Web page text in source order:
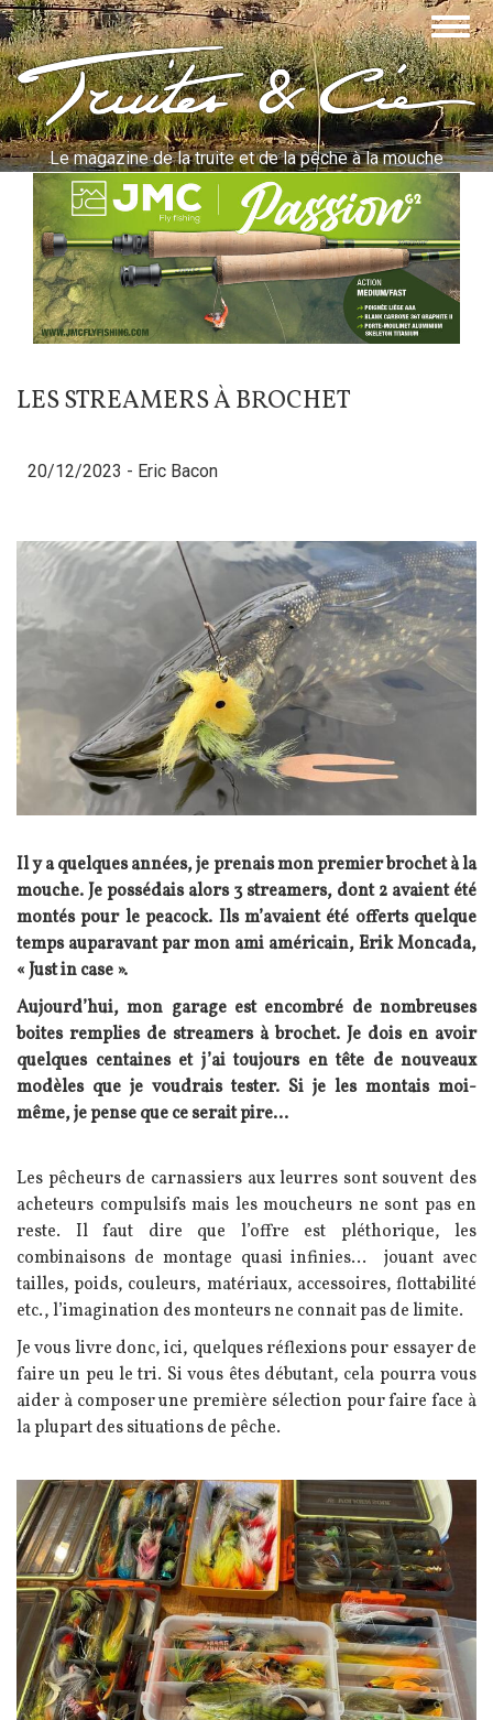
Aller
au
contenu
principalTruites & Cie
Le magazine de la truite et de la pêche à la mouche
LES STREAMERS À BROCHET
20/12/2023 - Eric Bacon
Il y a quelques années, je prenais mon premier brochet à la
mouche. Je possédais alors 3 streamers, dont 2 avaient été
montés pour le peacock. Ils m’avaient été offerts quelque
temps auparavant par mon ami américain, Erik Moncada,
« Just in case ».
Aujourd’hui, mon garage est encombré de nombreuses
boites remplies de streamers à brochet. Je dois en avoir
quelques centaines et j’ai toujours en tête de nouveaux
modèles que je voudrais tester. Si je les montais moi-
même, je pense que ce serait pire...
Texte
Les pêcheurs de carnassiers aux leurres sont souvent des
acheteurs compulsifs mais les moucheurs ne sont pas en
reste. Il faut dire que l’offre est pléthorique, les
combinaisons de montage quasi infinies... jouant avec
tailles, poids, couleurs, matériaux, accessoires, flottabilité
etc., l’imagination des monteurs ne connait pas de limite.
Je vous livre donc, ici, quelques réflexions pour essayer de
faire un peu le tri. Si vous êtes débutant, cela pourra vous
aider à composer une première sélection pour faire face à
la plupart des situations de pêche.
Image